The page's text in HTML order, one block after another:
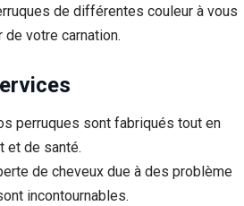
de différentes couleur à vous
votre carnation.
perruques sont fabriqués tout en
et de santé.
de cheveux due à des problème
incontournables.